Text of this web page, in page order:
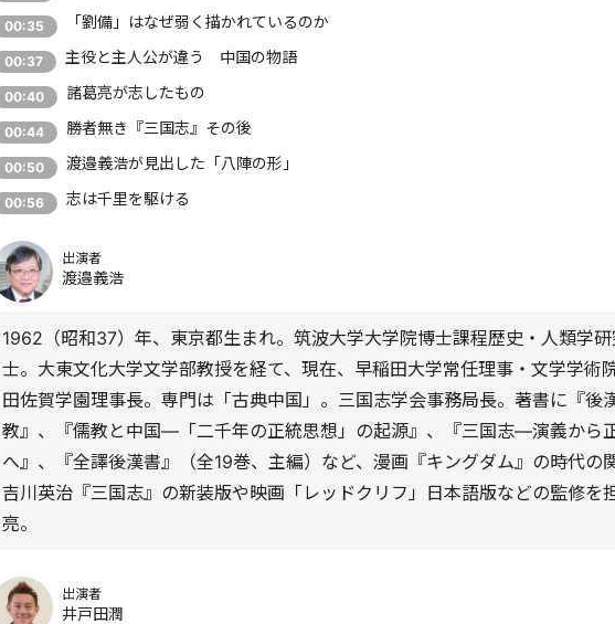
00:35 「劉備」はなぜ弱く描かれているのか
00:37 主役と主人公が違う 中国の物語
00:40 諸葛亮が志したもの
00:44 勝者無き『三国志』その後
00:50 渡邉義浩が見出した「八陣の形」
00:56 志は千里を駆ける
出演者
渡邉義浩
1962（昭和37）年、東京都生まれ。筑波大学大学院博士課程歴史・人類学
士。大東文化大学文学部教授を経て、現在、早稲田大学常任理事・文学学術
田佐賀学園理事長。専門は「古典中国」。三国志学会事務局長。著書に『後
教』、『儒教と中国―「二千年の正統思想」の起源』、『三国志―演義から
へ』、『全譯後漢書』（全19巻、主編）など、漫画『キングダム』の時代の
吉川英治『三国志』の新装版や映画「レッドクリフ」日本語版などの監修を
亮。
出演者
井戸田潤